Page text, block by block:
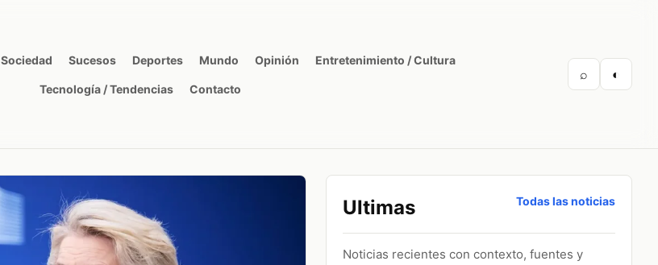
Sociedad Sucesos Deportes Mundo Opinión Entretenimiento / Cultura
Tecnología / Tendencias Contacto
⌕ ◐
Ultimas Todas las noticias
Noticias recientes con contexto, fuentes y